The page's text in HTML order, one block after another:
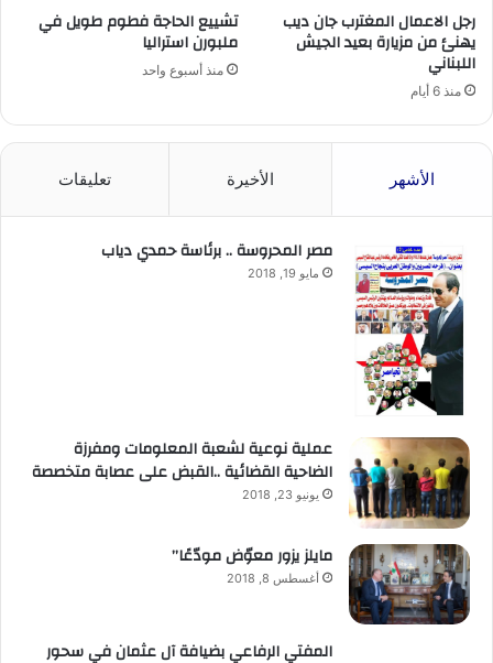
رجل الاعمال المغترب جان ديب
يهنئ من مزيارة بعيد الجيش
اللبناني
منذ 6 أيام
تشييع الحاجة فطوم طويل في
ملبورن استراليا
منذ أسبوع واحد
الأشهر الأخيرة تعليقات
مصر المحروسة .. برئاسة حمدي دياب
مايو 19, 2018
عملية نوعية لشعبة المعلومات ومفرزة
الضاحية القضائية ..القبض على عصابة متخصصة
يونيو 23, 2018
مايلز يزور معوّض مودّعًا”
أغسطس 8, 2018
المفتي الرفاعي بضيافة آل عثمان في سحور